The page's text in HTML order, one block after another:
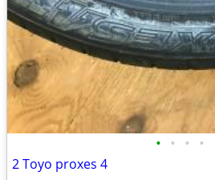
• • • •
2 Toyo proxes 4